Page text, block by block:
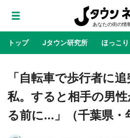
トップ Jタウン研究所 ほっこ
地域×二次元 絶景 あの時
ラプラス・ダークネ
公式プロモ動画で「
「自転車で歩行者に
私。すると相手の男
る前に...」（千葉県・